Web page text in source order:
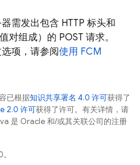
需发出包含 HTTP 标头和
对组成）的 POST 请求。
项，请参阅使用 FCM
已根据知识共享署名 4.0 许可获得了
2.0 许可获得了许可。有关详情，请
是 Oracle 和/或其关联公司的注册